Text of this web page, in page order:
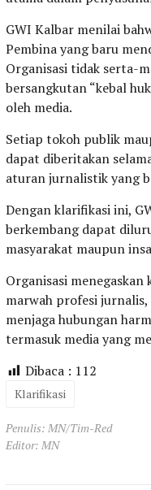
GWI Kalbar menilai
Pembina yang baru
Organisasi tidak serta-
bersangkutan “kebal
oleh media.
Setiap tokoh publik
dapat diberitakan
aturan jurnalistik yang
Dengan klarifikasi ini,
berkembang dapat
masyarakat maupun
Organisasi
marwah profesi
menjaga hubungan
termasuk media yang
Dibaca : 112
Klarifikasi
Penulis: MN/Tim-Red
Editor: MN